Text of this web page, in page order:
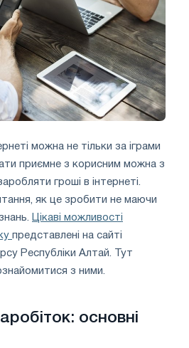
можна не тільки за іграми
приємне з корисним можна з
гроші в інтернеті.
як це зробити не маючи
Цікаві можливості
представлені на сайті
Республіки Алтай. Тут
з ними.
основні